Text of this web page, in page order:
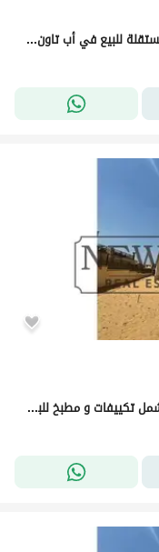
بتشطيب كامل بالفرش للاستلام الفوري فيلا مستقلة للبيع في أب تاون كايرو إعمار المقطم Uptown Cairo Mokattam by Emaar
فيلا مستقلة جاهزة للسكن كاملة التشطيب تشمل تكييفات و مطبخ للبيع في أب تاون كايرو المقطم Uptown Cairo من تطوير إعمار مصر